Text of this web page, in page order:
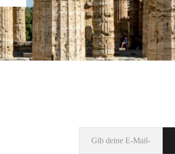
Gib deine E-Mail-Adresse ein ...